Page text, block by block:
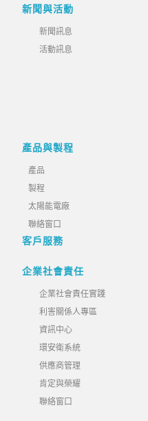
新聞與活動
新聞訊息
活動訊息
產品與製程
產品
製程
太陽能電廠
聯絡窗口
客戶服務
企業社會責任
企業社會責任實踐
利害關係人專區
資訊中心
環安衛系統
供應商管理
肯定與榮耀
聯絡窗口